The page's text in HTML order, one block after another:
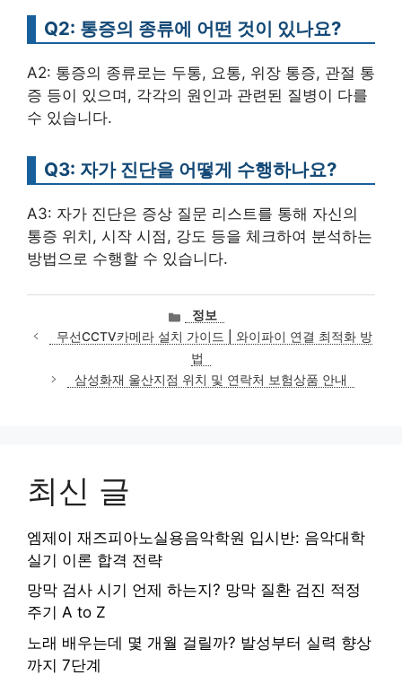
Q2: 통증의 종류에 어떤 것이 있나요?
A2: 통증의 종류로는 두통, 요통, 위장 통증, 관절 통
증 등이 있으며, 각각의 원인과 관련된 질병이 다를
수 있습니다.
Q3: 자가 진단을 어떻게 수행하나요?
A3: 자가 진단은 증상 질문 리스트를 통해 자신의
통증 위치, 시작 시점, 강도 등을 체크하여 분석하는
방법으로 수행할 수 있습니다.
카
테
고
리
정보
무선CCTV카메라 설치 가이드 | 와이파이 연결 최적화 방
법
삼성화재 울산지점 위치 및 연락처 보험상품 안내
최신 글
엠제이 재즈피아노실용음악학원 입시반: 음악대학
실기 이론 합격 전략
망막 검사 시기 언제 하는지? 망막 질환 검진 적정
주기 A to Z
노래 배우는데 몇 개월 걸릴까? 발성부터 실력 향상
까지 7단계